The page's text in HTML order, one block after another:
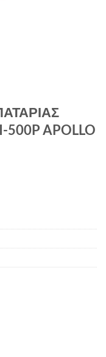
APOLLO